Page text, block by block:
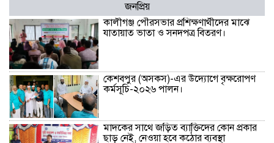
জনপ্রিয়
কালীগঞ্জ পৌরসভার প্রশিক্ষণার্থীদের মাঝে
যাতায়াত ভাতা ও সনদপত্র বিতরণ।
কেশবপুর (অসকস)-এর উদ্যোগে বৃক্ষরোপণ
কর্মসূচি-২০২৬ পালন।
মাদকের সাথে জড়িত ব্যাক্তিদের কোন প্রকার
ছাড় নেই, নেওয়া হবে কঠোর ব্যবস্থা